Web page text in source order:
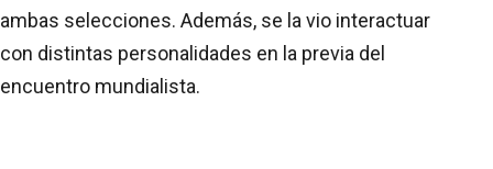
ambas selecciones. Además, se la vio interactuar
con distintas personalidades en la previa del
encuentro mundialista.